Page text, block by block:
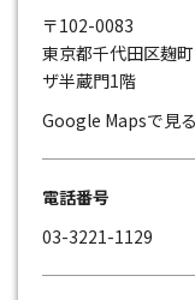
〒102-0083
東京都千代田区麹
ザ半蔵門1階
Google Mapsで見
電話番号
03-3221-1129